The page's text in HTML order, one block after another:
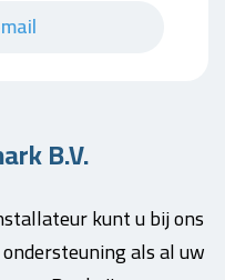
B.V.
kunt u bij ons
als al uw